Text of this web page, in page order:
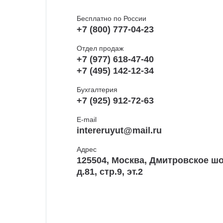
Бесплатно по России
+7 (800) 777-04-23
Отдел продаж
+7 (977) 618-47-40
+7 (495) 142-12-34
Бухгалтерия
+7 (925) 912-72-63
E-mail
intereruyut@mail.ru
Адрес
125504, Москва, Дмитровское
д.81, стр.9, эт.2